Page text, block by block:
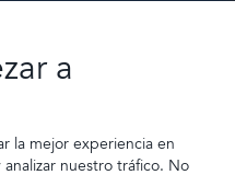
colecciones, eventos y
SUSCRIBIRSE
a
la mejor experiencia en
nuestro tráfico. No